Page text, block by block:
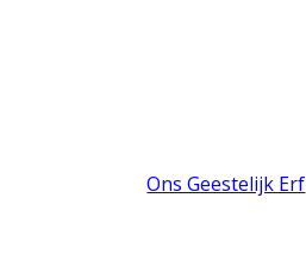
Ons Geestelijk Erf